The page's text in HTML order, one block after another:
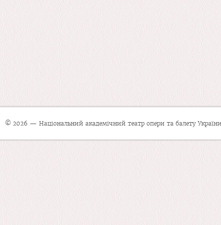
© 2026 — Національний академічний театр опери та балету